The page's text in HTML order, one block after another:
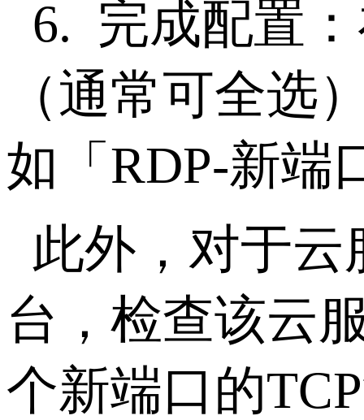
6. 完成配置
（通常可全选
如「 RDP-新端
此外，对于
台，检查该云
个新端口的TCP